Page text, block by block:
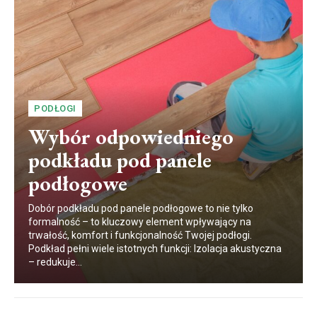
PODŁOGI
Wybór odpowiedniego
podkładu pod panele
podłogowe
Dobór podkładu pod panele podłogowe to nie tylko
formalność – to kluczowy element wpływający na
trwałość, komfort i funkcjonalność Twojej podłogi.
Podkład pełni wiele istotnych funkcji: Izolacja akustyczna
– redukuje...